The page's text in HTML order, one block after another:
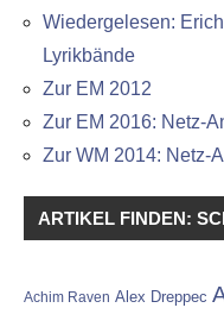
Wiedergelesen:
Lyrikbände
Zur EM 2012
Zur EM 2016: Netz-
Zur WM 2014: Netz-
ARTIKEL FINDEN:
Achim Raven Alex Dreppec